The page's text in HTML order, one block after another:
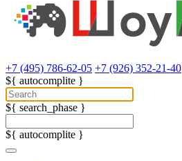
+7 (495) 786-62-05 +7 (926) 352-21-40
${ autocomplite }
${ search_phase }
${ autocomplite }